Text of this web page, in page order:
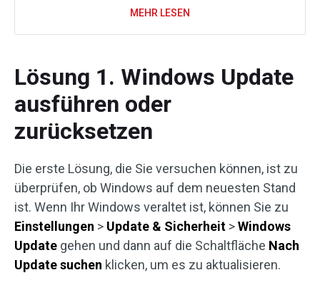
MEHR LESEN
Lösung 1. Windows Update
ausführen oder
zurücksetzen
Die erste Lösung, die Sie versuchen können, ist zu
überprüfen, ob Windows auf dem neuesten Stand
ist. Wenn Ihr Windows veraltet ist, können Sie zu
Einstellungen > Update & Sicherheit >Windows
Update gehen und dann auf die Schaltfläche Nach
Update suchen klicken, um es zu aktualisieren.